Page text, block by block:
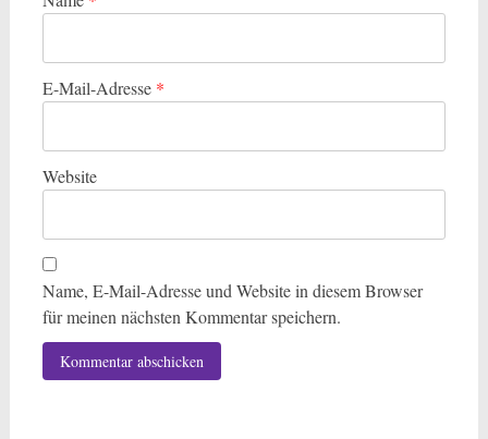
E-Mail-Adresse *
Website
Name, E-Mail-Adresse und Website in diesem Browser
für meinen nächsten Kommentar speichern.